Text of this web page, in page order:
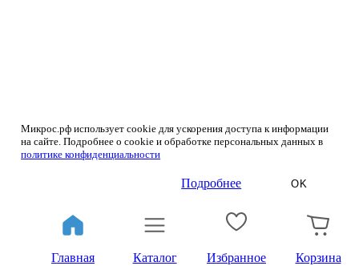
Микрос.рф использует cookie для ускорения доступа к информации
на сайте. Подробнее о cookie и обработке персональных данных в
политике конфиденциальности
Подробнее OK
Главная Каталог Избранное Корзина